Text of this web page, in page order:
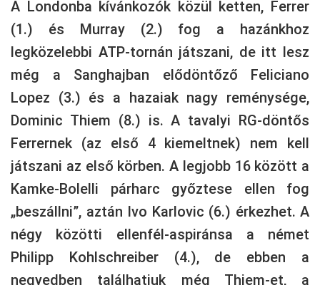
A Londonba kívánkozók közül ketten, Ferrer
(1.) és Murray (2.) fog a hazánkhoz
legközelebbi ATP-tornán játszani, de itt lesz
még a Sanghajban elődöntőző Feliciano
Lopez (3.) és a hazaiak nagy reménysége,
Dominic Thiem (8.) is. A tavalyi RG-döntős
Ferrernek (az első 4 kiemeltnek) nem kell
játszani az első körben. A legjobb 16 között a
Kamke-Bolelli párharc győztese ellen fog
„beszállni”, aztán Ivo Karlovic (6.) érkezhet. A
négy közötti ellenfél-aspiránsa a német
Philipp Kohlschreiber (4.), de ebben a
negyedben találhatjuk még Thiem-et, a